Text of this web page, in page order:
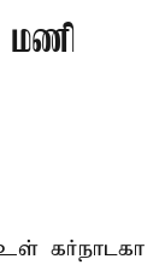
மணி
கர்நாடகா